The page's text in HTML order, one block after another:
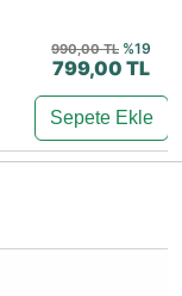
990,00 TL %19
799,00 TL
Sepete Ekle